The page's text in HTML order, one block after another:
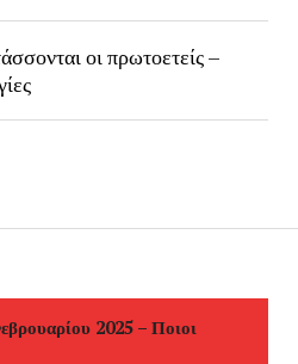
οι πρωτοετείς –